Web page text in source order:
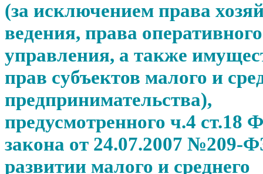
(за исключением права
ведения, права оперативного
управления, а также
прав субъектов малого и
предпринимательства),
предусмотренного ч.4 ст.18
закона от 24.07.2007 №209-
развитии малого и среднего